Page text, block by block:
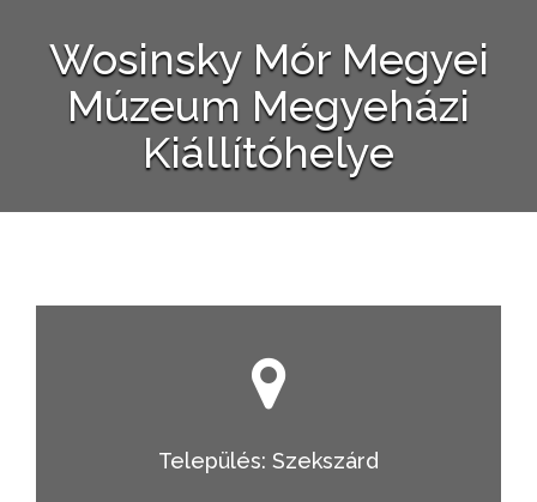
Wosinsky Mór Megyei
Múzeum Megyeházi
Kiállítóhelye
Település: Szekszárd